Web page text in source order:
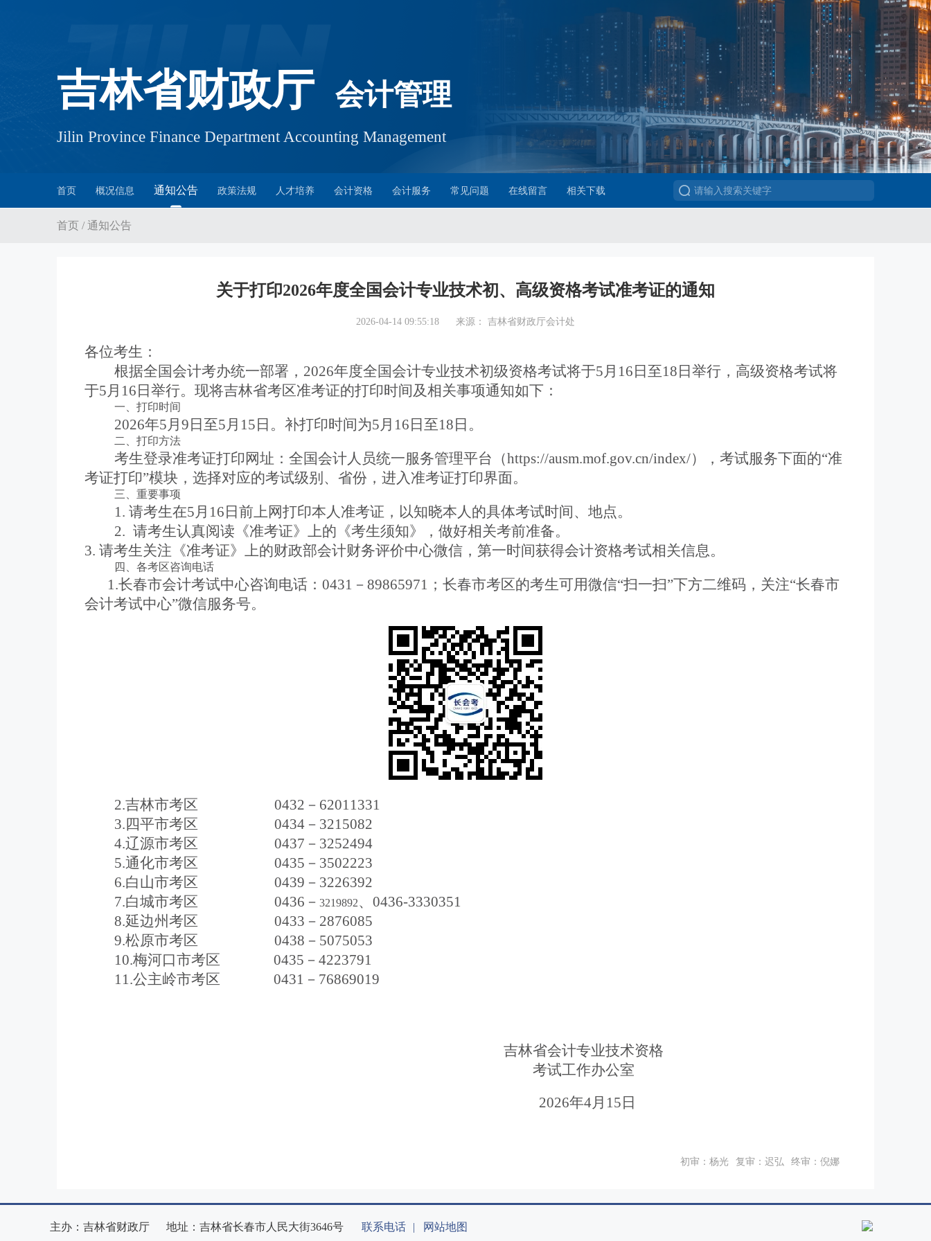
吉林省财政厅 会计管理
Jilin Province Finance Department Accounting Management
首页 概况信息 通知公告 政策法规 人才培养 会计资格 会计服务 常见问题 在线留言 相关下载
首页 /通知公告
关于打印2026年度全国会计专业技术初、高级资格考试准考证的通知
2026-04-14 09:55:18 来源： 吉林省财政厅会计处
各位考生：
根据全国会计考办统一部署， 2026年度全国会计专业技术初级资格考试将于5月 16 日至18 日举行， 高级资格考试将
于5月 16 日 举行。现将吉林省考区准考证的打印时间及相关事项通知如下：
一、打印时间
2026年5月 9 日至5月 15 日。补打印时间为5月 16 日至18 日。
二、打印方法
考生登录准考证打印网址：全国会计人员统一服务管理平台（https://ausm.mof.gov.cn/index/）， 考试服务下面的“准
考证打印”模块，选择对应的考试级别、省份 ，进入准考证打印界面。
三、 重要事项
1. 请考生在5月 16 日前上网打印本人准考证，以知晓本人的具体考试时间、地点。
2. 请考生认真阅读《准考证》上的《考生须知》，做好相关考前准备。
3. 请考生关注 《准考证》上的财政部会计财务评价中心微信， 第一时间获得会计资格考试相关信息。
四 、各考区咨询电话
1.长春市会计考试中心咨询电话： 0431 － 89865971 ；长春市考区的考生可用微信“扫一扫”下方二维码，关注“长春市
会计考试中心”微信服务号。
2.吉林市考区
0432－62011331
3.四平市考区
0434－3215082
4.辽源市考区
0437－3252494
5.通化市考区
0435－3502223
6.白山市考区
0439－3226392
7.白城市考区 0436 － 3219892、0436-3330351
8.延边州考区
0433－2876085
9.松原市考区
0438－5075053
10.梅河口市考区
0435－4223791
11.公主岭市考区 0431－76869019
吉林省会计专业技术资格
考试工作办公室
2026年4月 15 日
初审：杨光 复审：迟弘 终审：倪娜
主办：吉林省财政厅 地址：吉林省长春市人民大街3646号 联系电话 | 网站地图